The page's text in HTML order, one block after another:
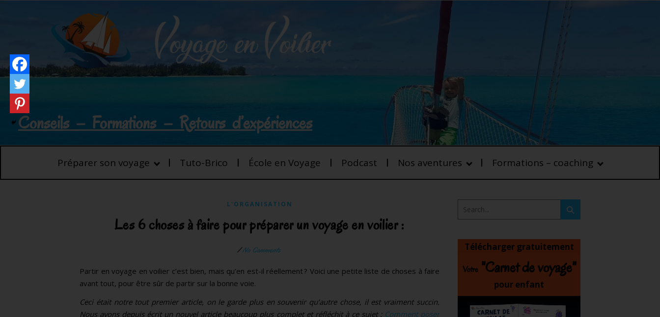
Conseils – Formations – Retours d’expériences
Préparer son voyage Tuto-Brico École en Voyage Podcast Nos aventures Formations – coaching
L'ORGANISATION
Les 6 choses à faire pour préparer un voyage en voilier :
/ No Comments
Partir en voyage en voilier c’est bien, mais qu’en est-il réellement ? Voici une petite liste de choses à faire
avant tout, pour être sûr de partir sur la bonne voie.
Ceci était notre tout premier article, on le garde plus en souvenir qu’autre chose, il est vraiment succin.
Nous avons depuis écrit un nouvel article beaucoup plus complet et réfléchit à ce sujet : Comment poser
Télécharger gratuitement
Votre "Carnet de voyage"
pour enfant